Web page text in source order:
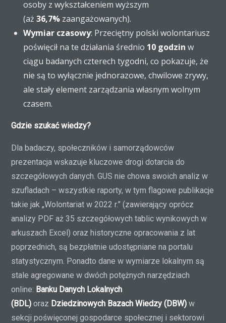
osoby z wykształceniem wyższym
(aż36,7% zaangażowanych).
Wymiar czasowy: Przeciętny polski wolontariusz
poświęcił na te działania średnio 10 godzin w
ciągu badanych czterech tygodni, co pokazuje, że
nie są to wyłącznie jednorazowe, chwilowe zrywy,
ale stały element zarządzania własnym wolnym
czasem.
Gdzie szukać wiedzy?
Dla badaczy, społeczników i samorządowców
prezentacja wskazuje kluczowe drogi dotarcia do
szczegółowych danych. GUS nie chowa swoich analiz w
szufladach – wszystkie raporty, w tym flagowe publikacje
takie jak „Wolontariat w 2022 r.” (zawierający oprócz
analizy PDF aż 35 szczegółowych tablic wynikowych w
arkuszach Excel) oraz historyczne opracowania z lat
poprzednich, są bezpłatnie udostępniane na portalu
statystycznym. Ponadto dane w wymiarze lokalnym są
stale agregowane w dwóch potężnych narzędziach
online: Banku Danych Lokalnych
(BDL) oraz Dziedzinowych Bazach Wiedzy (DBW) w
sekcji poświęconej gospodarce społecznej i sektorowi